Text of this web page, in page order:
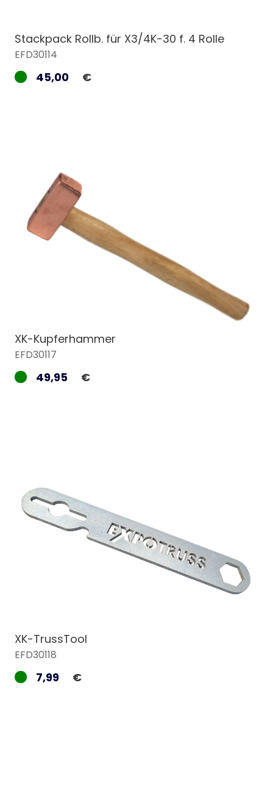
Stackpack Rollb. für X3/4K-30 f. 4 Rolle
EFD30114
45,00 €
XK-Kupferhammer
EFD30117
49,95 €
XK-TrussTool
EFD30118
7,99 €